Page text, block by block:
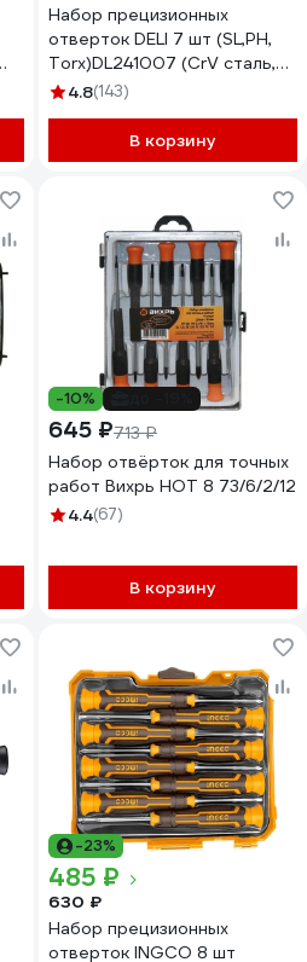
Набор прецизионных
отверток DELI 7 шт (SL,PH,
Torx)DL241007 (CrV сталь,
пластиковый кейс) 130268
4.8(143)
В корзину
-10%
645 ₽713 ₽
Набор отвёрток для точных
работ Вихрь НОТ 8 73/6/2/12
4.4(67)
В корзину
-23%
485 ₽
630 ₽
Набор прецизионных
отверток INGCO 8 шт